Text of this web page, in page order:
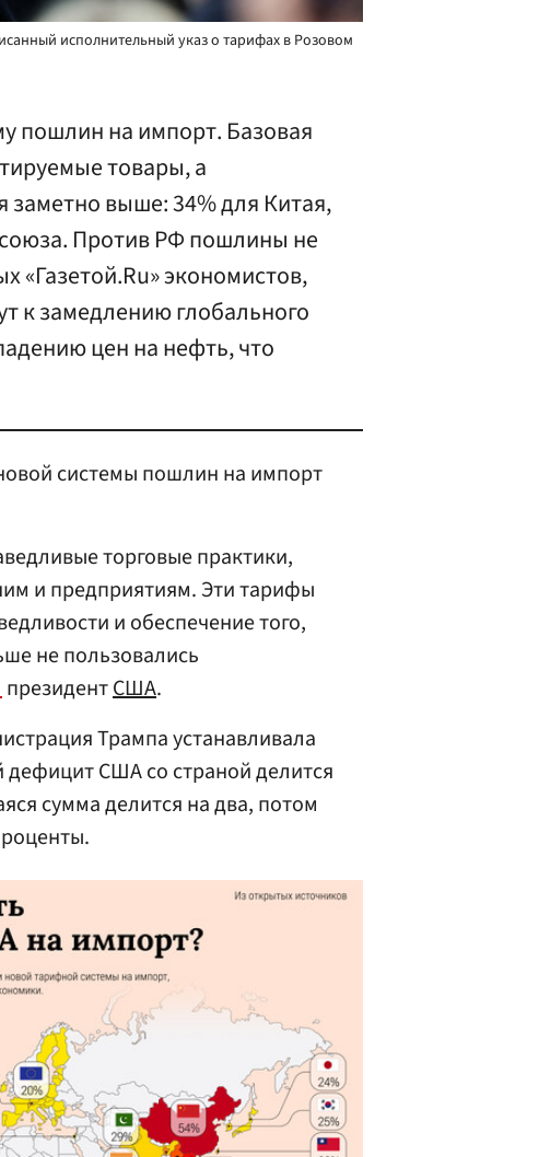
исполнительный указ о тарифах в Розовом
пошлин на импорт. Базовая
товары, а
заметно выше: 34% для Китая,
Против РФ пошлины не
экономистов,
к замедлению глобального
цен на нефть, что
системы пошлин на импорт
торговые практики,
и предприятиям. Эти тарифы
и обеспечение того,
не пользовались
президентСША.
Трампа устанавливала
США со страной делится
сумма делится на два, потом